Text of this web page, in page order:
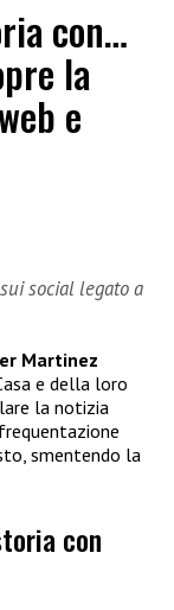
con…
la
e
social legato a
Martinez
e della loro
la notizia
smentendo la
con